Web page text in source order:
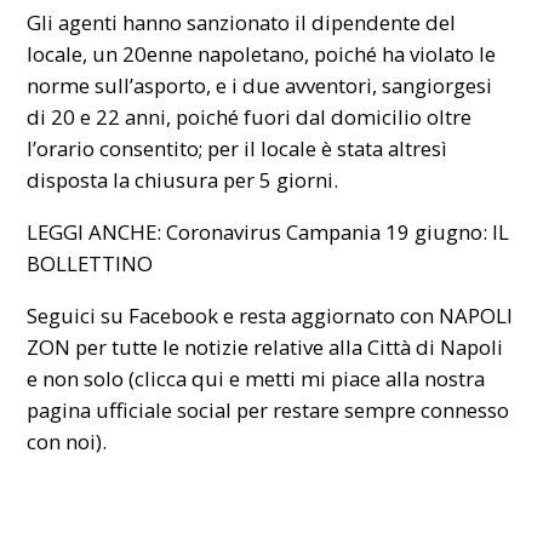
Gli agenti hanno sanzionato il dipendente del
locale, un 20enne napoletano, poiché ha violato le
norme sull’asporto, e i due avventori, sangiorgesi
di 20 e 22 anni, poiché fuori dal domicilio oltre
l’orario consentito; per il locale è stata altresì
disposta la chiusura per 5 giorni.
LEGGI ANCHE:Coronavirus Campania 19 giugno: IL
BOLLETTINO
Seguici su Facebook e resta aggiornato con NAPOLI
ZON per tutte le notizie relative alla Città di Napoli
e non solo (clicca qui e metti mi piace alla nostra
pagina ufficiale social per restare sempre connesso
con noi).